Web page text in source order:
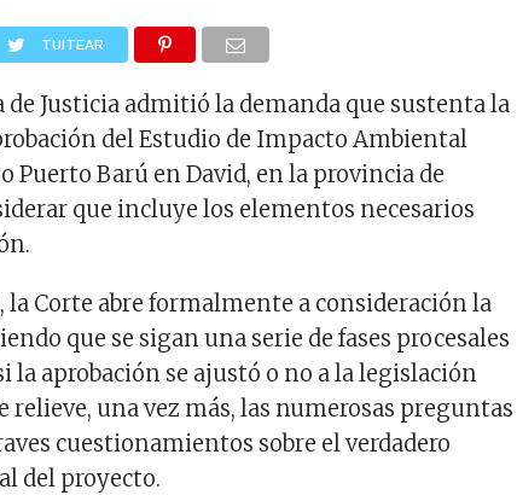
TUITEAR
de Justicia admitió la demanda que sustenta la
del Estudio de Impacto Ambiental
Puerto Barú en David, en la provincia de
que incluye los elementos necesarios
la Corte abre formalmente a consideración la
que se sigan una serie de fases procesales
la aprobación se ajustó o no a la legislación
relieve, una vez más, las numerosas preguntas
cuestionamientos sobre el verdadero
del proyecto.